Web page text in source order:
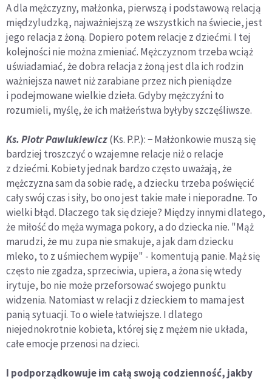
A dla mężczyzny, małżonka, pierwszą i podstawową relacją
międzyludzką, najważniejszą ze wszystkich na świecie, jest
jego relacja z żoną. Dopiero potem relacje z dziećmi. I tej
kolejności nie można zmieniać. Mężczyznom trzeba wciąż
uświadamiać, że dobra relacja z żoną jest dla ich rodzin
ważniejsza nawet niż zarabiane przez nich pieniądze
i podejmowane wielkie dzieła. Gdyby mężczyźni to
rozumieli, myślę, że ich małżeństwa byłyby szczęśliwsze.
Ks. Piotr Pawlukiewicz(Ks. P.P.): − Małżonkowie muszą się
bardziej troszczyć o wzajemne relacje niż o relacje
z dziećmi. Kobiety jednak bardzo często uważają, że
mężczyzna sam da sobie radę, a dziecku trzeba poświęcić
cały swój czas i siły, bo ono jest takie małe i nieporadne. To
wielki błąd. Dlaczego tak się dzieje? Między innymi dlatego,
że miłość do męża wymaga pokory, a do dziecka nie. "Mąż
marudzi, że mu zupa nie smakuje, a jak dam dziecku
mleko, to z uśmiechem wypije" - komentują panie. Mąż się
często nie zgadza, sprzeciwia, upiera, a żona się wtedy
irytuje, bo nie może przeforsować swojego punktu
widzenia. Natomiast w relacji z dzieckiem to mama jest
panią sytuacji. To o wiele łatwiejsze. I dlatego
niejednokrotnie kobieta, której się z mężem nie układa,
całe emocje przenosi na dzieci.
I podporządkowuje im całą swoją codzienność, jakby